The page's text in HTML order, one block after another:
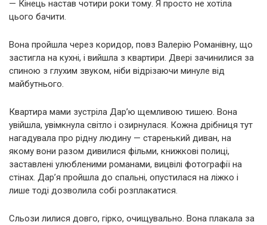
— Кінець настав чотири роки тому. Я просто не хотіла
цього бачити.
Вона пройшла через коридор, повз Валерію Романівну, що
застигла на кухні, і вийшла з квартири. Двері зачинилися за
спиною з глухим звуком, ніби відрізаючи минуле від
майбутнього.
Квартира мами зустріла Дар’ю щемливою тишею. Вона
увійшла, увімкнула світло і озирнулася. Кожна дрібниця тут
нагадувала про рідну людину — старенький диван, на
якому вони разом дивилися фільми, книжкові полиці,
заставлені улюбленими романами, вицвілі фотографії на
стінах. Дар’я пройшла до спальні, опустилася на ліжко і
лише тоді дозволила собі розплакатися.
Сльози лилися довго, гірко, очищувально. Вона плакала за